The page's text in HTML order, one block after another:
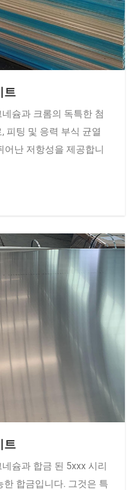
트
피팅 및 응력 부식 균열
어난 저항성을 제공합니
트
한 합금입니다. 그것은 특